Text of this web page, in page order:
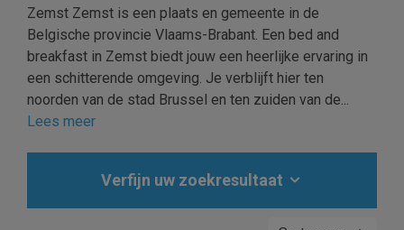
Zemst Zemst is een plaats en gemeente in de
Belgische provincie Vlaams-Brabant. Een bed and
breakfast in Zemst biedt jouw een heerlijke ervaring in
een schitterende omgeving. Je verblijft hier ten
noorden van de stad Brussel en ten zuiden van de...
Lees meer
Verfijn uw zoekresultaat